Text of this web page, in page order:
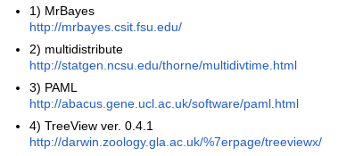
1) MrBayes
http://mrbayes.csit.fsu.edu/
2) multidistribute
http://statgen.ncsu.edu/thorne/multidivtime.html
3) PAML
http://abacus.gene.ucl.ac.uk/software/paml.html
4) TreeView ver. 0.4.1
http://darwin.zoology.gla.ac.uk/%7erpage/treeviewx/